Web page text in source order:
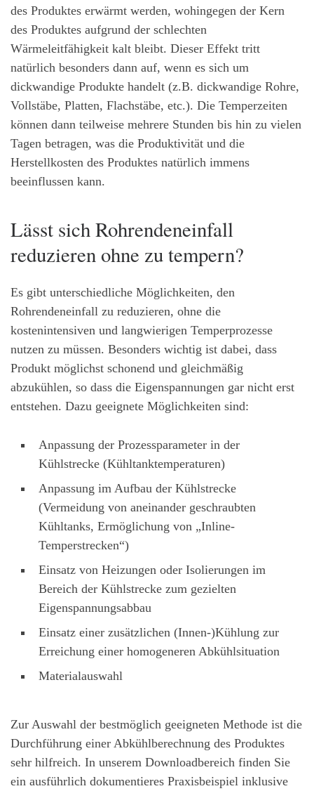
des Produktes erwärmt werden, wohingegen der Kern
des Produktes aufgrund der schlechten
Wärmeleitfähigkeit kalt bleibt. Dieser Effekt tritt
natürlich besonders dann auf, wenn es sich um
dickwandige Produkte handelt (z.B. dickwandige Rohre,
Vollstäbe, Platten, Flachstäbe, etc.). Die Temperzeiten
können dann teilweise mehrere Stunden bis hin zu vielen
Tagen betragen, was die Produktivität und die
Herstellkosten des Produktes natürlich immens
beeinflussen kann.
Lässt sich Rohrendeneinfall
reduzieren ohne zu tempern?
Es gibt unterschiedliche Möglichkeiten, den
Rohrendeneinfall zu reduzieren, ohne die
kostenintensiven und langwierigen Temperprozesse
nutzen zu müssen. Besonders wichtig ist dabei, dass
Produkt möglichst schonend und gleichmäßig
abzukühlen, so dass die Eigenspannungen gar nicht erst
entstehen. Dazu geeignete Möglichkeiten sind:
Anpassung der Prozessparameter in der
Kühlstrecke (Kühltanktemperaturen)
Anpassung im Aufbau der Kühlstrecke
(Vermeidung von aneinander geschraubten
Kühltanks, Ermöglichung von „Inline-
Temperstrecken“)
Einsatz von Heizungen oder Isolierungen im
Bereich der Kühlstrecke zum gezielten
Eigenspannungsabbau
Einsatz einer zusätzlichen (Innen-)Kühlung zur
Erreichung einer homogeneren Abkühlsituation
Materialauswahl
Zur Auswahl der bestmöglich geeigneten Methode ist die
Durchführung einer Abkühlberechnung des Produktes
sehr hilfreich. In unserem Downloadbereich finden Sie
ein ausführlich dokumentieres Praxisbeispiel inklusive